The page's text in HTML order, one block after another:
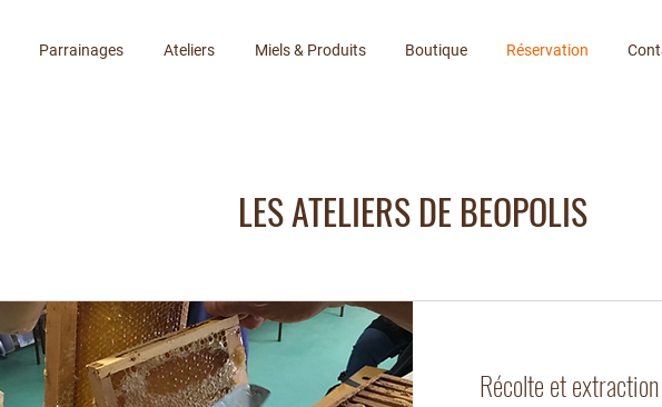
Parrainages Ateliers Miels & Produits Boutique Réservation
LES ATELIERS DE BEOPOLIS
Récolte et